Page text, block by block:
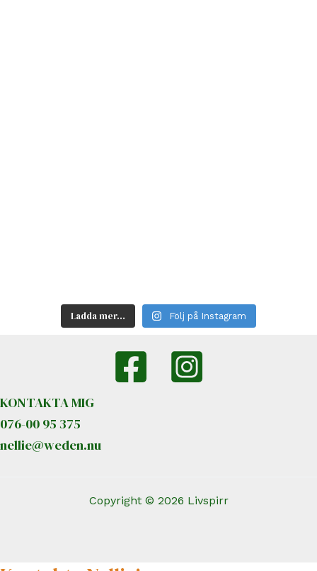
Ladda mer… Följ på Instagram
KONTAKTA MIG
076-00 95 375
nellie@weden.nu
Copyright © 2026 Livspirr